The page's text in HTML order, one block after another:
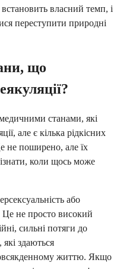
власний темп, і
переступити природні
що
станами, які
але є кілька рідкісних
не поширено, але їх
коли щось може
або
Це не просто високий
сильні потяги до
які здаються
життю. Якщо